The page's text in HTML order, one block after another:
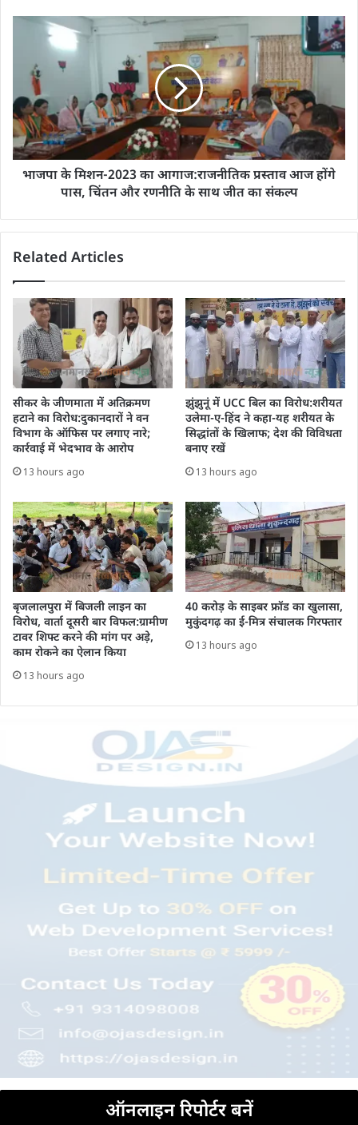
भाजपा के मिशन-2023 का आगाज:राजनीतिक प्रस्ताव आज होंगे
पास, चिंतन और रणनीति के साथ जीत का संकल्प
Related Articles
सीकर के जीणमाता में अतिक्रमण
हटाने का विरोध:दुकानदारों ने वन
विभाग के ऑफिस पर लगाए नारे;
कार्रवाई में भेदभाव के आरोप
13 hours ago
झुंझुनूं में UCC बिल का विरोध:शरीयत
उलेमा-ए-हिंद ने कहा-यह शरीयत के
सिद्धांतों के खिलाफ; देश की विविधता
बनाए रखें
13 hours ago
बृजलालपुरा में बिजली लाइन का
विरोध, वार्ता दूसरी बार विफल:ग्रामीण
टावर शिफ्ट करने की मांग पर अड़े,
काम रोकने का ऐलान किया
13 hours ago
40 करोड़ के साइबर फ्रॉड का खुलासा,
मुकुंदगढ़ का ई-मित्र संचालक गिरफ्तार
13 hours ago
ऑनलाइन रिपोर्टर बनें